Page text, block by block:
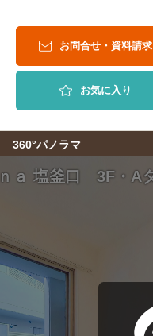
お問合せ・資料請求
お気に入り
360°パノラマ